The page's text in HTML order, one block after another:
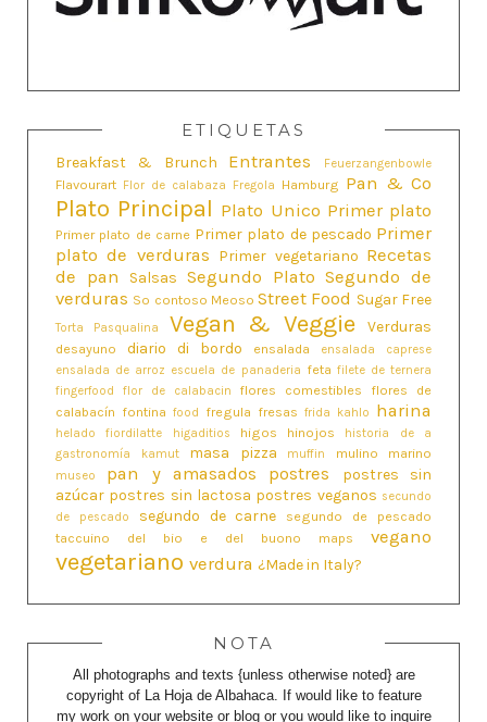
ETIQUETAS
Breakfast & Brunch Entrantes Feuerzangenbowle
Flavourart Flor de calabaza Fregola Hamburg Pan & Co
Plato Principal Plato Unico Primer plato
Primer plato de carne Primer plato de pescado Primer
plato de verduras Primer vegetariano Recetas
de pan
Salsas Segundo Plato Segundo de
verduras So contoso Meoso Street Food Sugar Free
Torta Pasqualina Vegan & Veggie Verduras
desayuno diario di bordo ensalada
ensalada caprese
ensalada de arroz escuela de panaderia feta filete de ternera
fingerfood
flor de calabacin flores comestibles
flores de
calabacín fontina food fregula fresas frida kahlo harina
helado fiordilatte higaditios higos hinojos
historia de a
gastronomía
kamut masa pizza muffin mulino marino
museo pan y amasados postres
postres sin
azúcar postres sin lactosa postres veganos secundo
de pescado
segundo de carne
segundo de pescado
taccuino del bio e del buono maps
vegano
vegetariano verdura ¿Made in Italy?
NOTA
All photographs and texts {unless otherwise noted} are
copyright of La Hoja de Albahaca. If would like to feature
my work on your website or blog or you would like to inquire